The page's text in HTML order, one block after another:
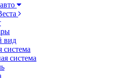
вид
система
система